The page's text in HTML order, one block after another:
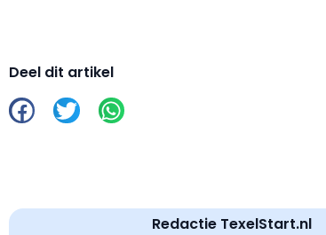
Deel dit artikel
Redactie TexelStart.nl